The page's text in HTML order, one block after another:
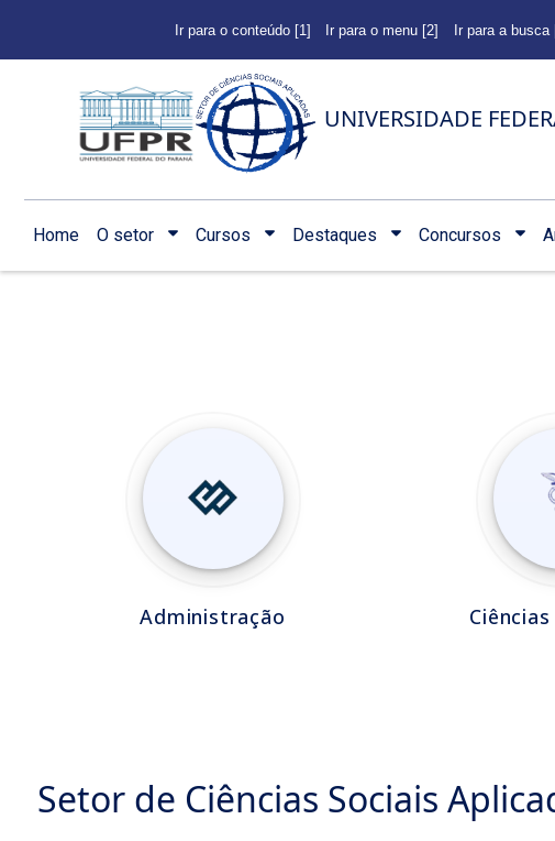
Ir para o conteúdo [1] Ir para o menu [2] Ir para a busca
UNIVERSIDADE
Home O setor Cursos Destaques Concursos
Administração
Setor de Ciências Sociais